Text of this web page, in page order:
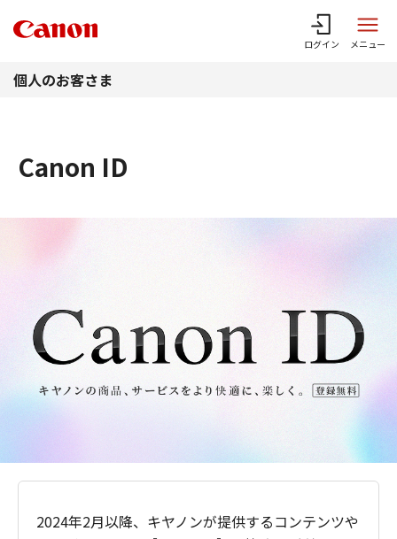
ログイン メニュー
個人のお客さま
Canon ID
2024年2月以降、キヤノンが提供するコンテンツや